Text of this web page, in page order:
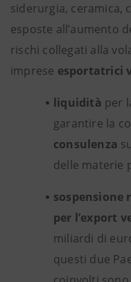
siderurgia, ceramica,
esposte all’aumento
rischi collegati alla
imprese esportatrici
liquidità per
garantire la
consulenza
delle materie
sospensione
per l’export
miliardi di
questi due